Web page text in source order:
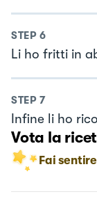
STEP 6
Li ho fritti in
STEP 7
Infine li ho
Vota la
Fai